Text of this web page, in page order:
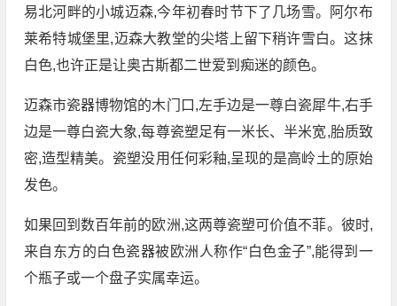
易北河畔的小城迈森,今年初春时节下了几场雪。阿尔布
莱希特城堡里,迈森大教堂的尖塔上留下稍许雪白。这抹
白色,也许正是让奥古斯都二世爱到痴迷的颜色。
迈森市瓷器博物馆的木门口,左手边是一尊白瓷犀牛,右手
边是一尊白瓷大象,每尊瓷塑足有一米长、半米宽,胎质致
密,造型精美。瓷塑没用任何彩釉,呈现的是高岭土的原始
发色。
如果回到数百年前的欧洲,这两尊瓷塑可价值不菲。彼时,
来自东方的白色瓷器被欧洲人称作“白色金子”,能得到一
个瓶子或一个盘子实属幸运。